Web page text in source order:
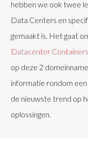
hebben we ook twee
Data Centers en
gemaakt is. Het gaat
Datacenter Containers
op deze 2
informatie rondom
de nieuwste trend op
oplossingen.